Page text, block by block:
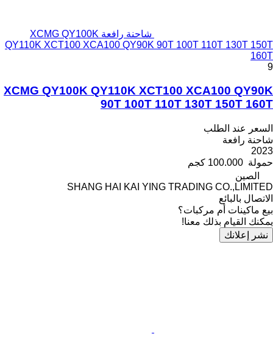
شاحنة رافعة XCMG QY100K
QY110K XCT100 XCA100 QY90K 90T 100T 110T 130T 150T
160T
9
XCMG QY100K QY110K XCT100 XCA100 QY90K
90T 100T 110T 130T 150T 160T
السعر عند الطلب
شاحنة رافعة
2023
حمولة 100.000 كجم
الصين
SHANG HAI KAI YING TRADING CO.,LIMITED
الاتصال بالبائع
بيع ماكينات أم مركبات؟
يمكنك القيام بذلك معنا!
نشر إعلانك